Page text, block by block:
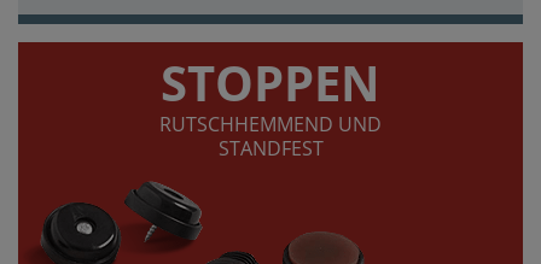
STOPPEN
RUTSCHHEMMEND UND
STANDFEST